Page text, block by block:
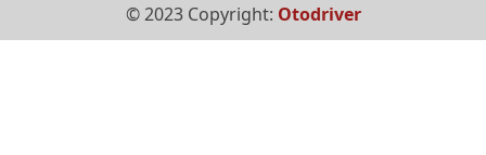
© 2023 Copyright: Otodriver